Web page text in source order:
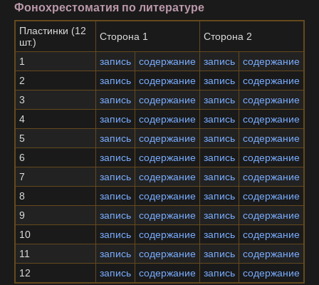
Фонохрестоматия по литературе
Пластинки (12
шт.)
Сторона 1 Сторона 2
1 запись содержание запись
содержание
2
запись содержание запись
содержание
3
запись содержание запись
содержание
4
запись содержание запись
содержание
5
запись содержание запись
содержание
6
запись содержание запись
содержание
7
запись содержание запись
содержание
8
запись содержание запись
содержание
9
запись содержание запись
содержание
10
запись содержание запись
содержание
11
запись содержание запись
содержание
12
запись содержание запись содержание